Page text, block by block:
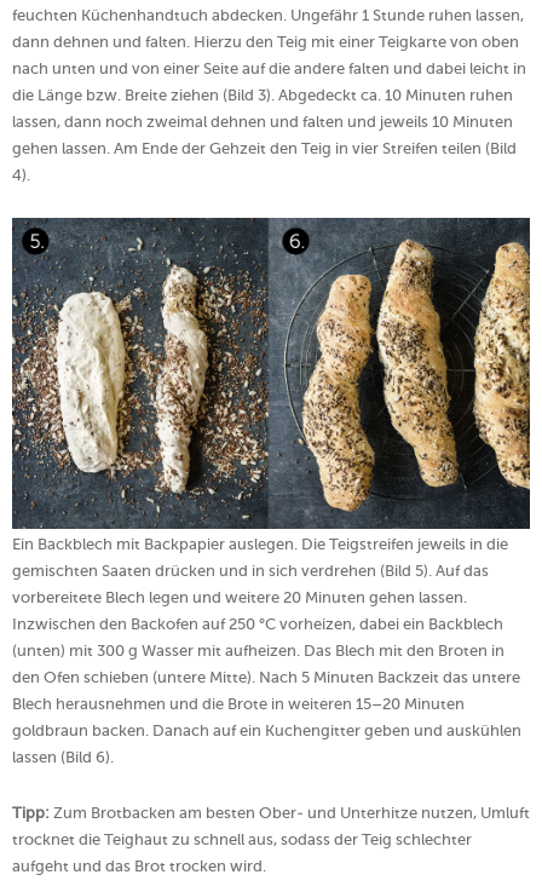
feuchten Küchenhandtuch abdecken. Ungefähr 1 Stunde ruhen lassen,
dann dehnen und falten. Hierzu den Teig mit einer Teigkarte von oben
nach unten und von einer Seite auf die andere falten und dabei leicht in
die Länge bzw. Breite ziehen (Bild 3). Abgedeckt ca. 10 Minuten ruhen
lassen, dann noch zweimal dehnen und falten und jeweils 10 Minuten
gehen lassen. Am Ende der Gehzeit den Teig in vier Streifen teilen (Bild
4).
Ein Backblech mit Backpapier auslegen. Die Teigstreifen jeweils in die
gemischten Saaten drücken und in sich verdrehen (Bild 5). Auf das
vorbereitete Blech legen und weitere 20 Minuten gehen lassen.
Inzwischen den Backofen auf 250 °C vorheizen, dabei ein Backblech
(unten) mit 300 g Wasser mit aufheizen. Das Blech mit den Broten in
den Ofen schieben (untere Mitte). Nach 5 Minuten Backzeit das untere
Blech herausnehmen und die Brote in weiteren 15–20 Minuten
goldbraun backen. Danach auf ein Kuchengitter geben und auskühlen
lassen (Bild 6).
Tipp: Zum Brotbacken am besten Ober- und Unterhitze nutzen, Umluft
trocknet die Teighaut zu schnell aus, sodass der Teig schlechter
aufgeht und das Brot trocken wird.